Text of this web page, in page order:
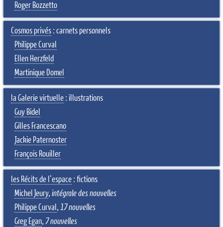
Roger Bozzetto
Cosmos privés : carnets personnels
Philippe Curval
Ellen Herzfeld
Martinique Domel
la Galerie virtuelle : illustrations
Guy Bidel
Gilles Francescano
Jackie Paternoster
François Rouiller
les Récits de l'espace : fictions
Michel Jeury, intégrale des nouvelles
Philippe Curval, 17 nouvelles
Greg Egan, 7 nouvelles